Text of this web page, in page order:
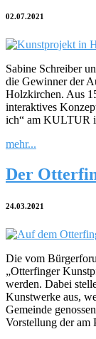
02.07.2021
Sabine Schreiber
die Gewinner der
Holzkirchen. Aus
interaktives
ich“ am KULTUR
mehr...
Der
24.03.2021
Die vom
„Otterfinger
werden. Dabei
Kunstwerke aus,
Gemeinde
Vorstellung der am